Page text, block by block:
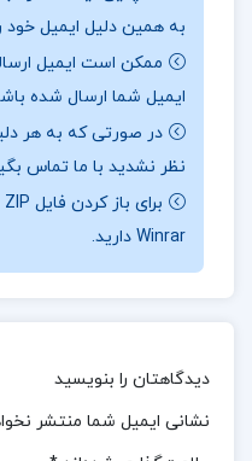
مقاطع کارشناسی و
رقابت شدیدی در
آورده است.این امر نه
و کاربردی‌تر را
کتاب‌هایی هدفمند و
داوطلبان را نیز بیش از
نظرات کلی کاربران
علوم تربیتی مدرسان
کتاب «زبان تخصصی
مدرسان شریف، به‌طور
به همین دلیل ایمیل خود
ایمیل شما ارسال شده
در صورتی که به هر
نظر نشدید با ما تماس
Winrar دارید.
دیدگاهتان را بنویسید
نشانی ایمیل شما منتشر